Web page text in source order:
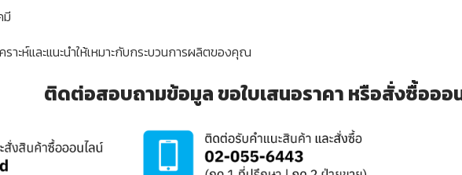
มี
าะห์และแนะนำให้เหมาะกับกระบวนการผลิตของคุณ
ติดต่อสอบถามข้อมูล ขอใบเสนอราคา หรือสั่งซื้อออ